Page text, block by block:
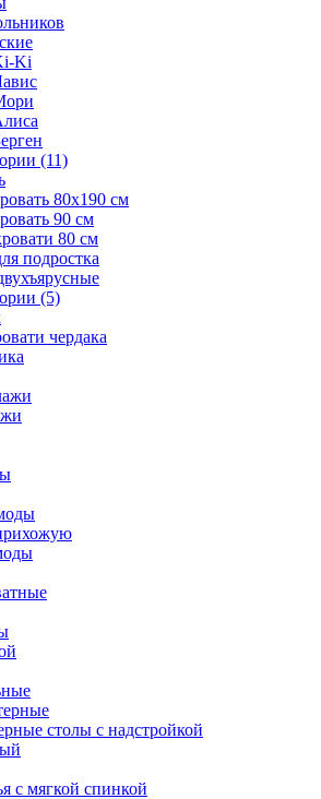
Ki
(11)
80х190 см
90 см
80 см
подростка
(5)
чердака
столы с надстройкой
с мягкой спинкой